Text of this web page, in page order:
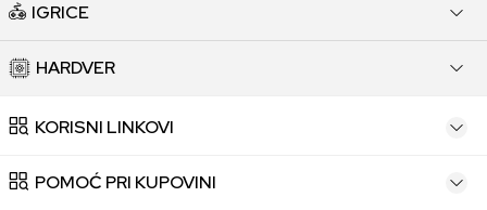
IGRICE
HARDVER
KORISNI LINKOVI
POMOĆ PRI KUPOVINI